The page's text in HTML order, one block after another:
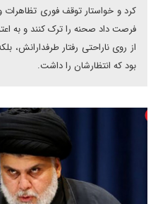
کرد و خواستار توقف فوری
فرصت داد صحنه را ترک کنند و به
از روی ناراحتی رفتار طرفدارانش،
بود که انتظارشان را داشت.